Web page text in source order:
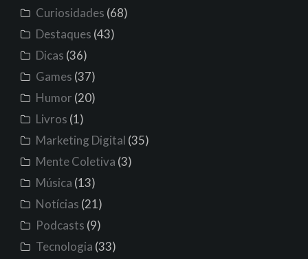
Curiosidades (68)
Destaques (43)
Dicas (36)
Games (37)
Humor (20)
Livros (1)
Marketing Digital (35)
Mente Coletiva (3)
Música (13)
Notícias (21)
Podcasts (9)
Tecnologia (33)